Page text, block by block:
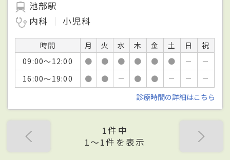
池部駅
内科
小児科
時間 月 火 水 木 金 土 日
祝
09:00～12:00
● ● ● ● ● ● －
－
16:00～19:00
● ● － ● ● － －
－
診療時間の詳細はこちら
1件中
1〜1件を表示